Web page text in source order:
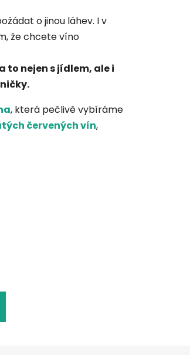
o jinou láhev. I v
že chcete víno
to nejen s jídlem, ale i
, která pečlivě vybíráme
červených vín,